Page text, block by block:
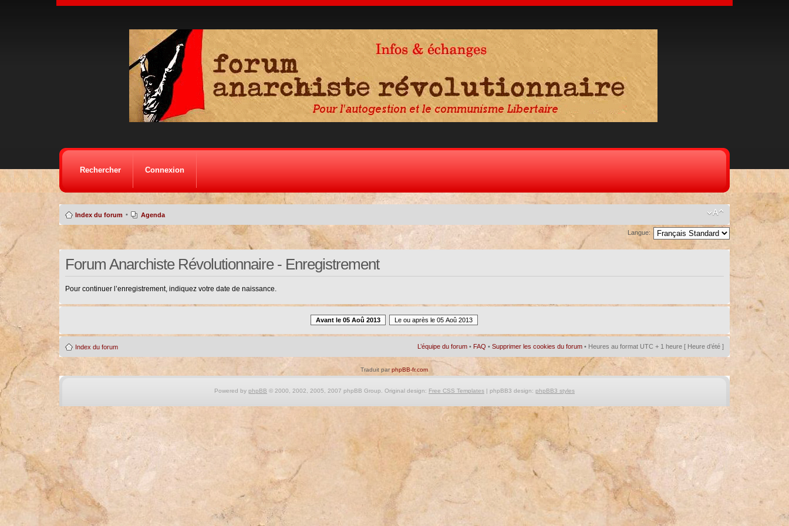
Rechercher Connexion
Index du forum • Agenda
Langue:
Forum Anarchiste Révolutionnaire - Enregistrement
Pour continuer l’enregistrement, indiquez votre date de naissance.
Avant le 05 Aoû 2013 Le ou après le 05 Aoû 2013
Index du forum L’équipe du forum • FAQ •Supprimer les cookies du forum • Heures au format UTC + 1 heure [ Heure d’été ]
Traduit parphpBB-fr.com
Powered by phpBB © 2000, 2002, 2005, 2007 phpBB Group. Original design: Free CSS Templates| phpBB3 design: phpBB3 styles